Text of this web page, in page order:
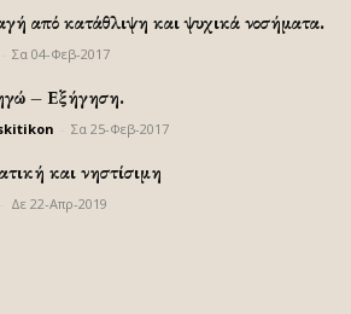
από κατάθλιψη και ψυχικά νοσήματα.
Σα 04-Φεβ-2017
– Εξήγηση.
Σα 25-Φεβ-2017
και νηστίσιμη
Δε 22-Απρ-2019